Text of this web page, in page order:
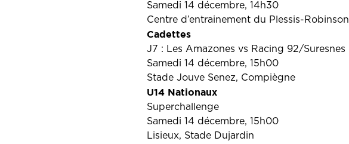
Samedi 14 décembre, 14h30
Centre d’entrainement du Plessis-Robinson
Cadettes
J7 : Les Amazones vs Racing 92/Suresnes
Samedi 14 décembre, 15h00
Stade Jouve Senez, Compiègne
U14 Nationaux
Superchallenge
Samedi 14 décembre, 15h00
Lisieux, Stade Dujardin